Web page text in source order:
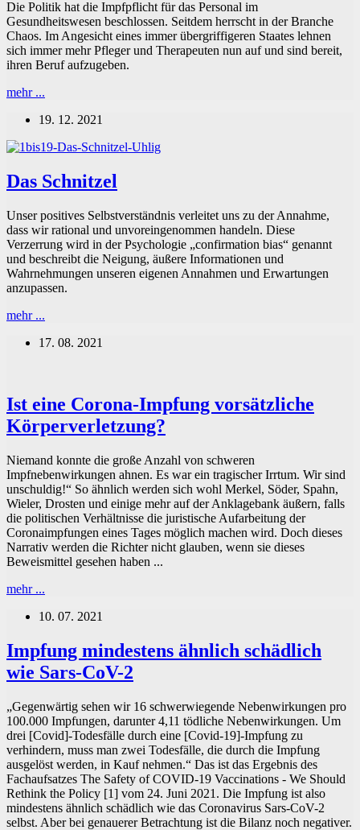
Die Politik hat die Impfpflicht für das Personal im
Gesundheitswesen beschlossen. Seitdem herrscht in der Branche
Chaos. Im Angesicht eines immer übergriffigeren Staates lehnen
sich immer mehr Pfleger und Therapeuten nun auf und sind bereit,
ihren Beruf aufzugeben.
mehr ...
sich
die
19. 12. 2021
Das Schnitzel
Unser positives Selbstverständnis verleitet uns zu der Annahme,
dass wir rational und unvoreingenommen handeln. Diese
Verzerrung wird in der Psychologie „confirmation bias“ genannt
und beschreibt die Neigung, äußere Informationen und
Wahrnehmungen unseren eigenen Annahmen und Erwartungen
anzupassen.
mehr ...
17. 08. 2021
Ist eine Corona-Impfung vorsätzliche
Körperverletzung?
Niemand konnte die große Anzahl von schweren
Impfnebenwirkungen ahnen. Es war ein tragischer Irrtum. Wir sind
unschuldig!“ So ähnlich werden sich wohl Merkel, Söder, Spahn,
Wieler, Drosten und einige mehr auf der Anklagebank äußern, falls
die politischen Verhältnisse die juristische Aufarbeitung der
Coronaimpfungen eines Tages möglich machen wird. Doch dieses
Narrativ werden die Richter nicht glauben, wenn sie dieses
Beweismittel gesehen haben ...
mehr ...
Corona-
vorsätzliche
Körperverletzung?
10. 07. 2021
Impfung mindestens ähnlich schädlich
wie Sars-CoV-2
„Gegenwärtig sehen wir 16 schwerwiegende Nebenwirkungen pro
100.000 Impfungen, darunter 4,11 tödliche Nebenwirkungen. Um
drei [Covid]-Todesfälle durch eine [Covid-19]-Impfung zu
verhindern, muss man zwei Todesfälle, die durch die Impfung
ausgelöst werden, in Kauf nehmen.“ Das ist das Ergebnis des
Fachaufsatzes The Safety of COVID-19 Vaccinations - We Should
Rethink the Policy [1] vom 24. Juni 2021. Die Impfung ist also
mindestens ähnlich schädlich wie das Coronavirus Sars-CoV-2
selbst. Aber bei genauerer Betrachtung ist die Bilanz noch negativer.